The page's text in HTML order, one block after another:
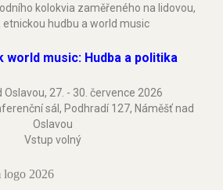
kolokvia zaměřeného na lidovou,
etnickou hudbu a world music
world music: Hudba a politika
Oslavou, 27. - 30. července 2026
sál, Podhradí 127, Náměšť nad
Oslavou
Vstup volný